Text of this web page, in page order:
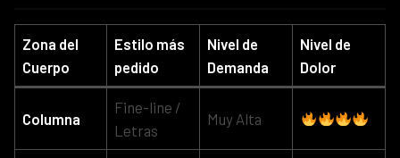
Zona del
Cuerpo
Estilo más
pedido
Nivel de
Demanda
Nivel de
Dolor
Columna
Fine-line /
Letras
Muy Alta